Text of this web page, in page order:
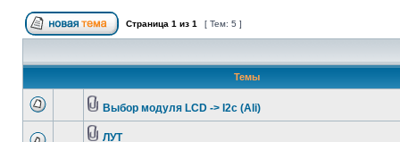
Страница 1 из 1 [ Тем: 5 ]
Темы
Выбор модуля LCD -> I2c (Ali)
ЛУТ